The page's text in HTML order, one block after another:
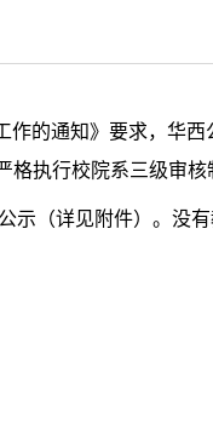
作的通知》 要求，华西
格执行校院系三级审核
示（详见附件）。没